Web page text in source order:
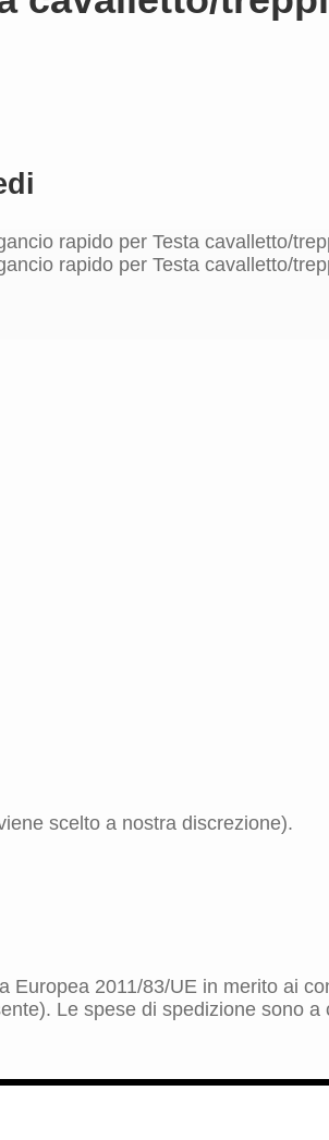
scelto a nostra discrezione).
2011/83/UE in merito ai
Le spese di spedizione sono